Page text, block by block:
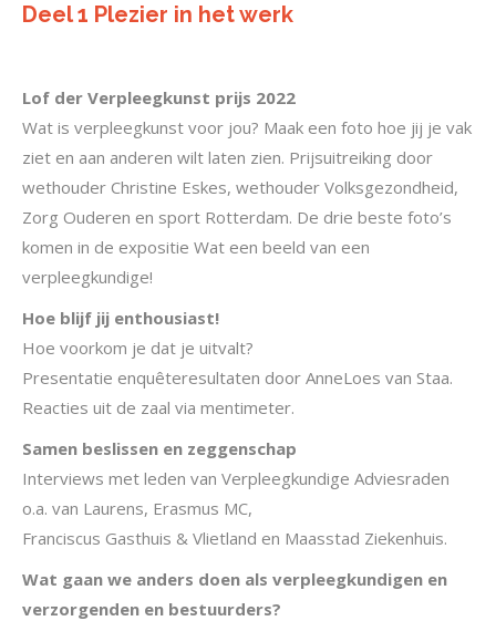
Deel 1 Plezier in het werk
Lof der Verpleegkunst prijs 2022
Wat is verpleegkunst voor jou? Maak een foto hoe jij je vak
ziet en aan anderen wilt laten zien. Prijsuitreiking door
wethouder Christine Eskes, wethouder Volksgezondheid,
Zorg Ouderen en sport Rotterdam. De drie beste foto’s
komen in de expositie Wat een beeld van een
verpleegkundige!
Hoe blijf jij enthousiast!
Hoe voorkom je dat je uitvalt?
Presentatie enquêteresultaten door AnneLoes van Staa.
Reacties uit de zaal via mentimeter.
Samen beslissen en zeggenschap
Interviews met leden van Verpleegkundige Adviesraden
o.a. van Laurens, Erasmus MC,
Franciscus Gasthuis & Vlietland en Maasstad Ziekenhuis.
Wat gaan we anders doen als verpleegkundigen en
verzorgenden en bestuurders?